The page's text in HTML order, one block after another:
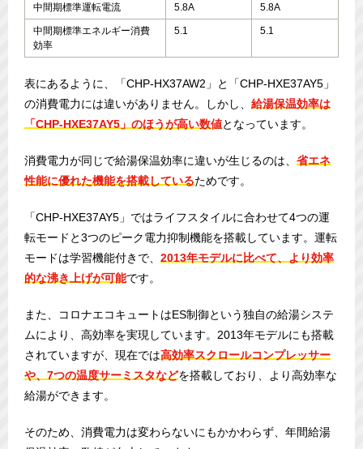
中間期標準運転電流 5.8A 5.8A
中間期標準エネルギー消費
効率
5.1 5.1
表にあるように、「CHP-HX37AW2」と「CHP-HXE37AY5」
の消費電力には違いがありません。しかし、 給湯保温効率は
「CHP-HXE37AY5」のほうが高い数値となっています。
消費電力が同じで給湯保温効率に違いが生じるのは、 省エネ
性能に優れた機能を搭載しているためです。
「CHP-HXE37AY5」ではライフスタイルに合わせて4つの運
転モードと3つのピーク電力抑制機能を搭載しています。運転
モードは学習機能付きで、 2013年モデルに比べて、より効率
的な沸き上げが可能です。
また、コロナエコキュートはES制御という独自の給湯システ
ムにより、高効率を実現しています。2013年モデルにも搭載
されていますが、現在では高効率スクロールコンプレッサー
や、7つの温度サーミスタなどを搭載しており、より高効率な
給湯ができます。
そのため、消費電力は変わらないにもかかわらず、年間給湯